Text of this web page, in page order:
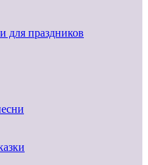
для праздников